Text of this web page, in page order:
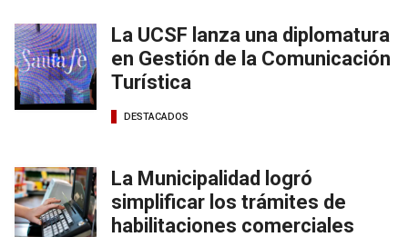
La UCSF lanza una diplomatura
en Gestión de la Comunicación
Turística
DESTACADOS
La Municipalidad logró
simplificar los trámites de
habilitaciones comerciales